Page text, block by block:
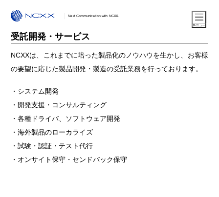
Next Communication with NCXX.
受託開発・サービス
NCXXは、これまでに培った製品化のノウハウを生かし、お客様
の要望に応じた製品開発・製造の受託業務を行っております。
システム開発
開発支援・コンサルティング
各種ドライバ、ソフトウェア開発
海外製品のローカライズ
試験・認証・テスト代行
オンサイト保守・センドバック保守